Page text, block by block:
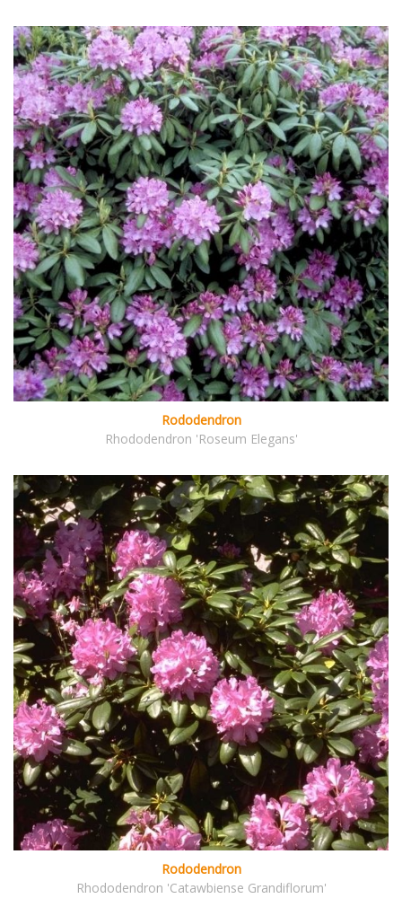
Rododendron
Rhododendron 'Roseum Elegans'
Rododendron
Rhododendron 'Catawbiense Grandiflorum'